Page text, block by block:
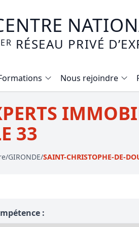
ER RÉSEAU PRIVÉ
Formation expertise immobilière /
Expertise local commercial
Expertise viager
Expertise terrains agricoles,
Nous rejoindre
33
/GIRONDE/SAINT-CHRISTOPHE-DE-
: